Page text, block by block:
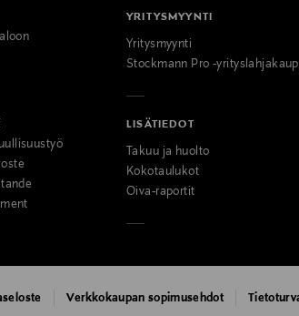
YRITYSMYYNTI
Yritysmyynti
Stockmann Pro -
LISÄTIEDOT
Takuu ja huolto
Kokotaulukot
Oiva-raportit
Verkkokaupan sopimusehdot